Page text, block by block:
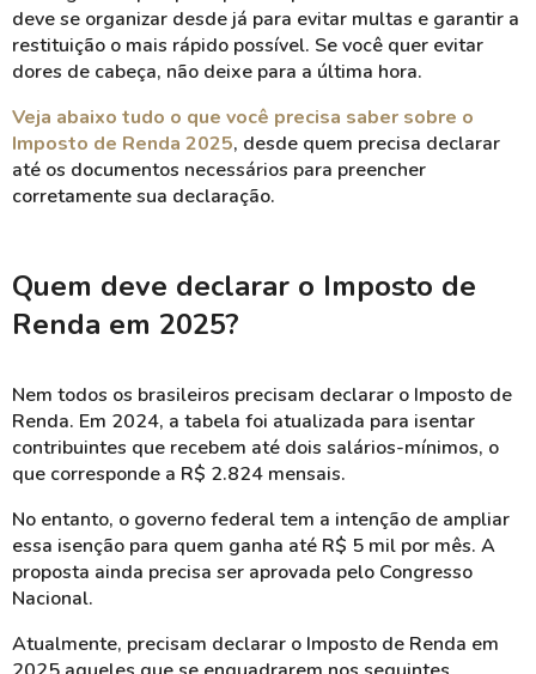
deve se organizar desde já para evitar multas e garantir a
restituição o mais rápido possível. Se você quer evitar
dores de cabeça, não deixe para a última hora.
Veja abaixo tudo o que você precisa saber sobre o
Imposto de Renda 2025, desde quem precisa declarar
até os documentos necessários para preencher
corretamente sua declaração.
Quem deve declarar o Imposto de
Renda em 2025?
Nem todos os brasileiros precisam declarar o Imposto de
Renda. Em 2024, a tabela foi atualizada para isentar
contribuintes que recebem até dois salários-mínimos, o
que corresponde a R$ 2.824 mensais.
No entanto, o governo federal tem a intenção de ampliar
essa isenção para quem ganha até R$ 5 mil por mês. A
proposta ainda precisa ser aprovada pelo Congresso
Nacional.
Atualmente, precisam declarar o Imposto de Renda em